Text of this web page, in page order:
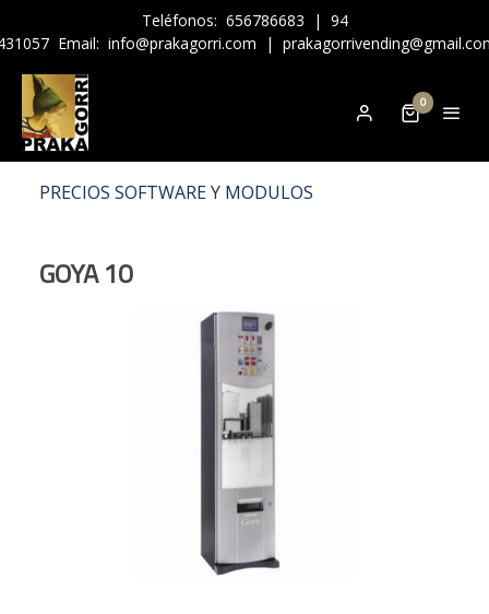
Teléfonos: 656786683 | 94
Email: info@prakagorri.com |
0
PRECIOS SOFTWARE Y MODULOS
GOYA 10